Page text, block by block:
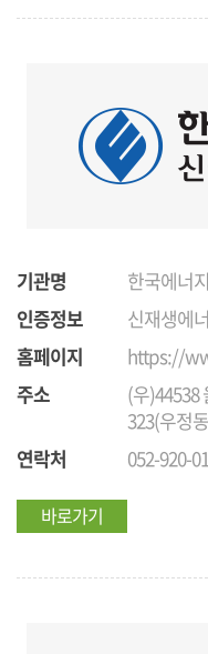
기관명
한국에너
인증정보
신재생에
홈페이지
https://
주소
(우)44538
323(우정
연락처
052-920-
바로가기